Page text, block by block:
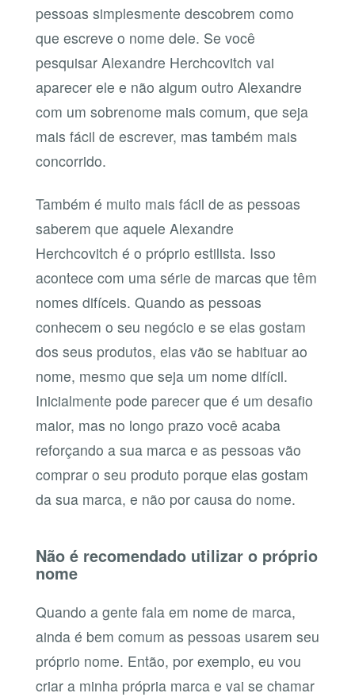
pessoas simplesmente descobrem como
que escreve o nome dele. Se você
pesquisar Alexandre Herchcovitch vai
aparecer ele e não algum outro Alexandre
com um sobrenome mais comum, que seja
mais fácil de escrever, mas também mais
concorrido.
Também é muito mais fácil de as pessoas
saberem que aquele Alexandre
Herchcovitch é o próprio estilista. Isso
acontece com uma série de marcas que têm
nomes difíceis. Quando as pessoas
conhecem o seu negócio e se elas gostam
dos seus produtos, elas vão se habituar ao
nome, mesmo que seja um nome difícil.
Inicialmente pode parecer que é um desafio
maior, mas no longo prazo você acaba
reforçando a sua marca e as pessoas vão
comprar o seu produto porque elas gostam
da sua marca, e não por causa do nome.
Não é recomendado utilizar o próprio
nome
Quando a gente fala em nome de marca,
ainda é bem comum as pessoas usarem seu
próprio nome. Então, por exemplo, eu vou
criar a minha própria marca e vai se chamar